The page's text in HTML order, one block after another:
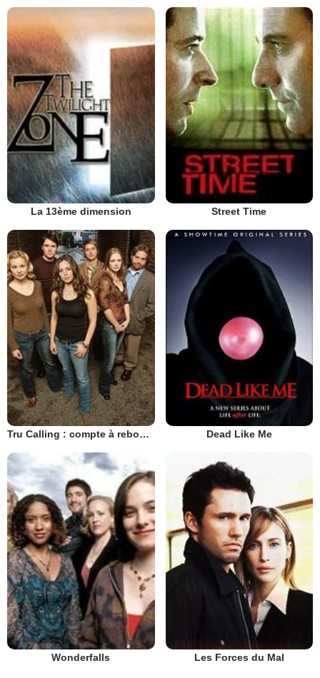
La 13ème dimension Street Time
Tru Calling : compte à rebours Dead Like Me
Wonderfalls Les Forces du Mal